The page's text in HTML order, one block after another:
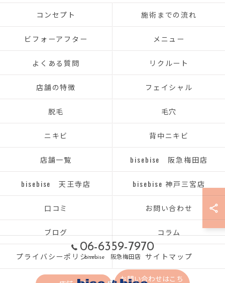
06-6359-7970
bisebise 阪急梅田店
お問い合わせはこち
コンセプト 施術までの流れ
ビフォーアフター メニュー
よくある質問 リクルート
店舗の特徴 フェイシャル
脱毛 毛穴
ニキビ 背中ニキビ
店舗一覧 bisebise 阪急梅田店
bisebise 天王寺店 bisebise 神戸三宮店
口コミ お問い合わせ
ブログ コラム
プライバシーポリシー サイトマップ